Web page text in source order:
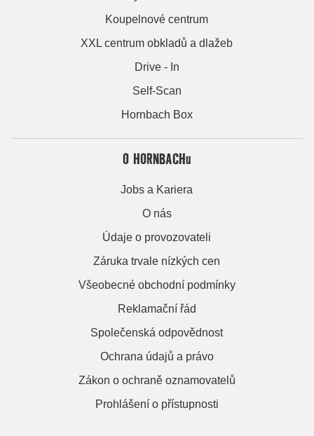
Koupelnové centrum
XXL centrum obkladů a dlažeb
Drive - In
Self-Scan
Hornbach Box
O HORNBACHu
Jobs a Kariera
O nás
Údaje o provozovateli
Záruka trvale nízkých cen
Všeobecné obchodní podmínky
Reklamační řád
Společenská odpovědnost
Ochrana údajů a právo
Zákon o ochraně oznamovatelů
Prohlášení o přístupnosti